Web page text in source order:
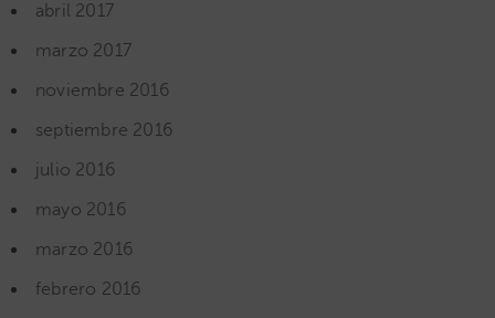
abril 2017
marzo 2017
noviembre 2016
septiembre 2016
julio 2016
mayo 2016
marzo 2016
febrero 2016